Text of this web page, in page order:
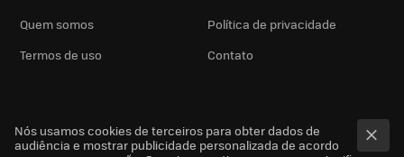
Quem somos
Política de privacidade
Termos de uso
Contato
Nós usamos cookies de terceiros para obter dados de
audiência e mostrar publicidade personalizada de acordo